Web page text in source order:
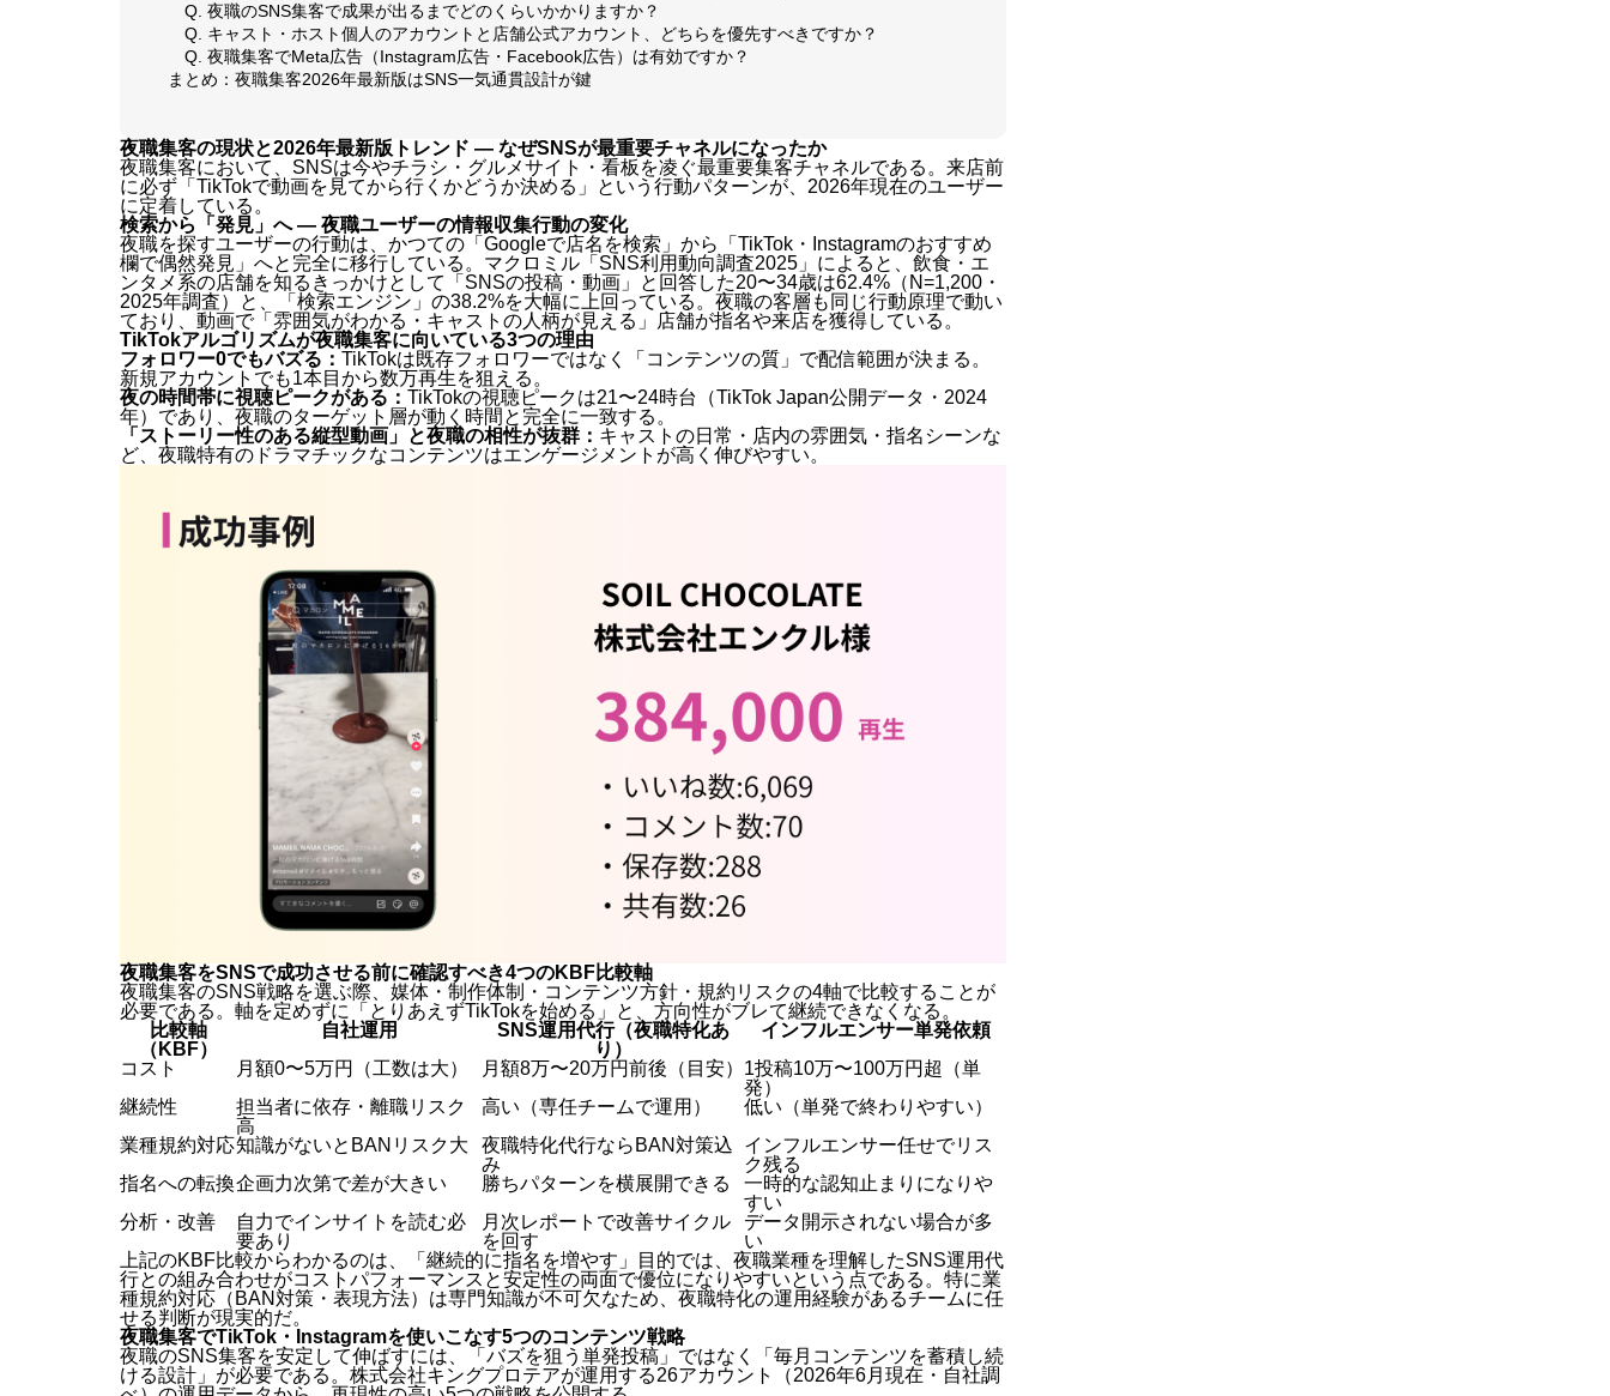
ブログ
Q. 夜職のSNS集客で成果が出るまでどのくらいかかりますか？
Q. キャスト・ホスト個人のアカウントと店舗公式アカウント、どちらを優先すべきですか？
Q. 夜職集客でMeta広告（Instagram広告・Facebook広告）は有効ですか？
まとめ：夜職集客2026年最新版はSNS一気通貫設計が鍵
夜職集客の現状と2026年最新版トレンド — なぜSNSが最重要チャネルになったか
夜職集客において、SNSは今やチラシ・グルメサイト・看板を凌ぐ最重要集客チャネルである。来店前
に必ず「TikTokで動画を見てから行くかどうか決める」という行動パターンが、2026年現在のユーザー
に定着している。
検索から「発見」へ — 夜職ユーザーの情報収集行動の変化
夜職を探すユーザーの行動は、かつての「Googleで店名を検索」から「TikTok・Instagramのおすすめ
欄で偶然発見」へと完全に移行している。マクロミル「SNS利用動向調査2025」によると、飲食・エ
ンタメ系の店舗を知るきっかけとして「SNSの投稿・動画」と回答した20〜34歳は62.4%（N=1,200・
2025年調査）と、「検索エンジン」の38.2%を大幅に上回っている。夜職の客層も同じ行動原理で動い
ており、動画で「雰囲気がわかる・キャストの人柄が見える」店舗が指名や来店を獲得している。
TikTokアルゴリズムが夜職集客に向いている3つの理由
フォロワー0でもバズる： TikTokは既存フォロワーではなく「コンテンツの質」で配信範囲が決まる。
新規アカウントでも1本目から数万再生を狙える。
夜の時間帯に視聴ピークがある： TikTokの視聴ピークは21〜24時台（TikTok Japan公開データ・2024
年）であり、夜職のターゲット層が動く時間と完全に一致する。
「ストーリー性のある縦型動画」と夜職の相性が抜群： キャストの日常・店内の雰囲気・指名シーンな
ど、夜職特有のドラマチックなコンテンツはエンゲージメントが高く伸びやすい。
夜職集客をSNSで成功させる前に確認すべき4つのKBF比較軸
夜職集客のSNS戦略を選ぶ際、媒体・制作体制・コンテンツ方針・規約リスクの4軸で比較することが
必要である。軸を定めずに「とりあえずTikTokを始める」と、方向性がブレて継続できなくなる。
比較軸
（KBF）
自社運用
SNS運用代行（夜職特化あ
り）
インフルエンサー単発依頼
コスト
月額0〜5万円（工数は大） 月額8万〜20万円前後（目安） 1投稿10万〜100万円超（単
発）
継続性
担当者に依存・離職リスク
高
高い（専任チームで運用）
低い（単発で終わりやすい）
業種規約対応知識がないとBANリスク大
夜職特化代行ならBAN対策込
み
インフルエンサー任せでリス
ク残る
指名への転換企画力次第で差が大きい 勝ちパターンを横展開できる
一時的な認知止まりになりや
すい
分析・改善
自力でインサイトを読む必
要あり
月次レポートで改善サイクル
を回す
データ開示されない場合が多
い
上記のKBF比較からわかるのは、「継続的に指名を増やす」目的では、夜職業種を理解したSNS運用代
行との組み合わせがコストパフォーマンスと安定性の両面で優位になりやすいという点である。特に業
種規約対応（BAN対策・表現方法）は専門知識が不可欠なため、夜職特化の運用経験があるチームに任
せる判断が現実的だ。
夜職集客でTikTok・Instagramを使いこなす5つのコンテンツ戦略
夜職のSNS集客を安定して伸ばすには、「バズを狙う単発投稿」ではなく「毎月コンテンツを蓄積し続
ける設計」が必要である。株式会社キングプロテアが運用する26アカウント（2026年6月現在・自社調